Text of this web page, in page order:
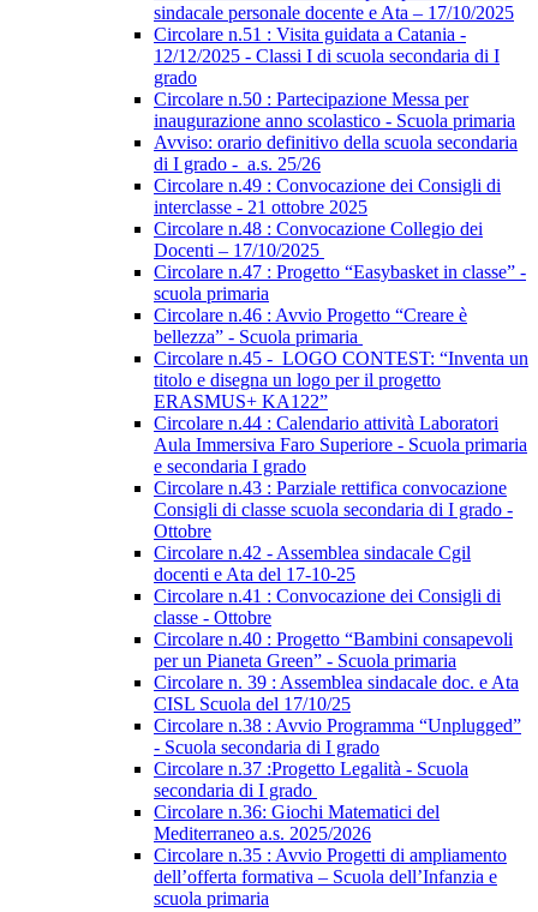
sindacale personale docente e Ata – 17/10/2025
Circolare n.51 : Visita guidata a Catania -
12/12/2025 - Classi I di scuola secondaria di I
grado
Circolare n.50 : Partecipazione Messa per
inaugurazione anno scolastico - Scuola primaria
Avviso: orario definitivo della scuola secondaria
di I grado - a.s. 25/26
Circolare n.49 : Convocazione dei Consigli di
interclasse - 21 ottobre 2025
Circolare n.48 : Convocazione Collegio dei
Docenti – 17/10/2025
Circolare n.47 : Progetto “Easybasket in classe” -
scuola primaria
Circolare n.46 : Avvio Progetto “Creare è
bellezza” - Scuola primaria
Circolare n.45 - LOGO CONTEST: “Inventa un
titolo e disegna un logo per il progetto
ERASMUS+ KA122”
Circolare n.44 : Calendario attività Laboratori
Aula Immersiva Faro Superiore - Scuola primaria
e secondaria I grado
Circolare n.43 : Parziale rettifica convocazione
Consigli di classe scuola secondaria di I grado -
Ottobre
Circolare n.42 - Assemblea sindacale Cgil
docenti e Ata del 17-10-25
Circolare n.41 : Convocazione dei Consigli di
classe - Ottobre
Circolare n.40 : Progetto “Bambini consapevoli
per un Pianeta Green” - Scuola primaria
Circolare n. 39 : Assemblea sindacale doc. e Ata
CISL Scuola del 17/10/25
Circolare n.38 : Avvio Programma “Unplugged”
- Scuola secondaria di I grado
Circolare n.37 :Progetto Legalità - Scuola
secondaria di I grado
Circolare n.36: Giochi Matematici del
Mediterraneo a.s. 2025/2026
Circolare n.35 : Avvio Progetti di ampliamento
dell’offerta formativa – Scuola dell’Infanzia e
scuola primaria